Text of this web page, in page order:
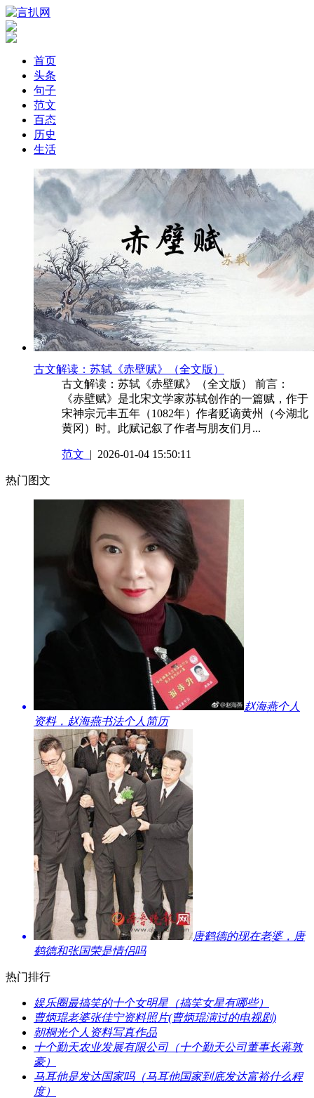
首页
头条
句子
范文
百态
历史
生活
古文解读：苏轼《赤壁赋》（全文版）
古文解读：苏轼《赤壁赋》（全文版） 前言：
《赤壁赋》是北宋文学家苏轼创作的一篇赋，作于
宋神宗元丰五年（1082年）作者贬谪黄州（今湖北
黄冈）时。此赋记叙了作者与朋友们月...
范文 | 2026-01-04 15:50:11
热门图文
​赵海燕个人
资料，赵海燕书法个人简历
​唐鹤德的现在老婆，唐
鹤德和张国荣是情侣吗
热门排行
​娱乐圈最搞笑的十个女明星（搞笑女星有哪些）
​曹炳琨老婆张佳宁资料照片(曹炳琨演过的电视剧)
​朝桐光个人资料写真作品
​十个勤天农业发展有限公司（十个勤天公司董事长蒋敦
豪）
​马耳他是发达国家吗（马耳他国家到底发达富裕什么程
度）